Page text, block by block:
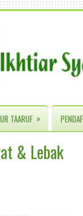
TAARUF »
& Lebak